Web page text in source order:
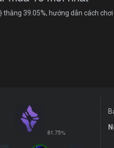
39.05%, hướng dẫn cách
81.75%